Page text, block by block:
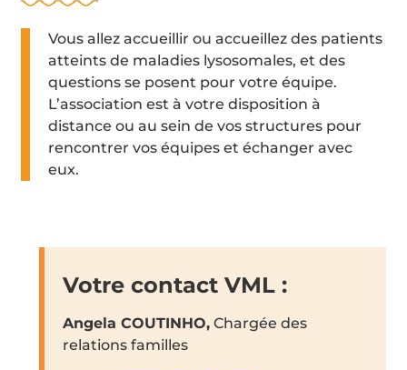
Vous allez accueillir ou accueillez des patients
atteints de maladies lysosomales, et des
questions se posent pour votre équipe.
L’association est à votre disposition à
distance ou au sein de vos structures pour
rencontrer vos équipes et échanger avec
eux.
Votre contact VML :
Angela COUTINHO, Chargée des
relations familles